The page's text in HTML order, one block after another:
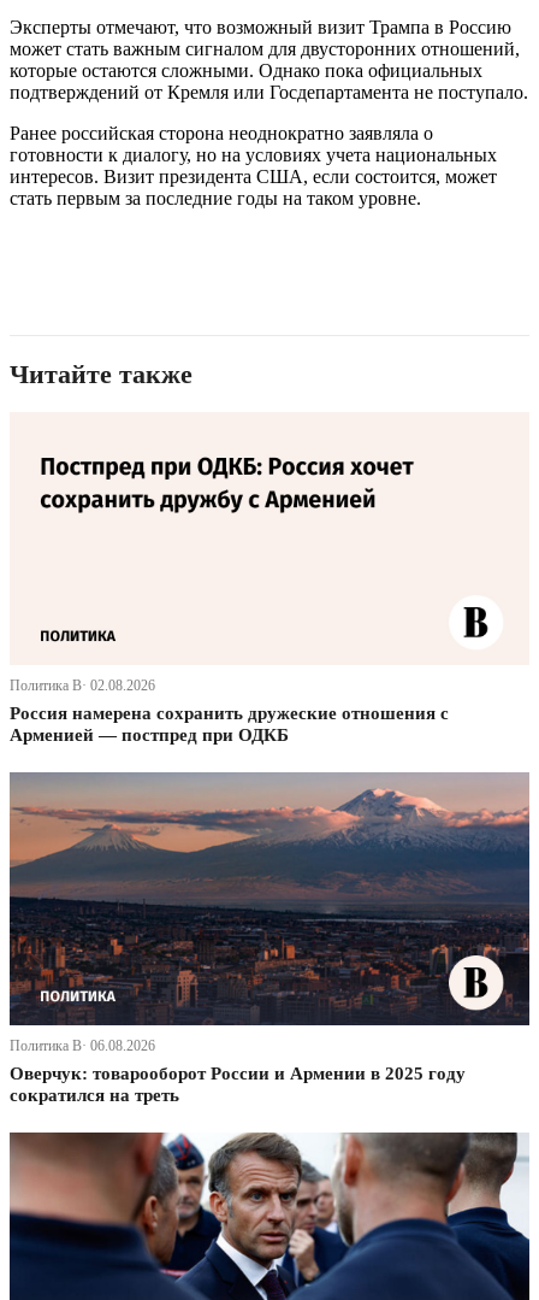
Эксперты отмечают, что возможный визит Трампа в Россию
может стать важным сигналом для двусторонних отношений,
которые остаются сложными. Однако пока официальных
подтверждений от Кремля или Госдепартамента не поступало.
Ранее российская сторона неоднократно заявляла о
готовности к диалогу, но на условиях учета национальных
интересов. Визит президента США, если состоится, может
стать первым за последние годы на таком уровне.
Читайте также
Политика В· 02.08.2026
Россия намерена сохранить дружеские отношения с
Арменией — постпред при ОДКБ
Политика В· 06.08.2026
Оверчук: товарооборот России и Армении в 2025 году
сократился на треть